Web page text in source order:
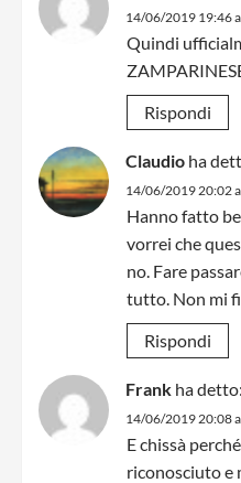
14/06/2019 19:46
Quindi
Rispondi
Claudio ha
14/06/2019 20:02
Hanno fatto
vorrei che
no. Fare
tutto. Non mi
Rispondi
Frank ha detto:
14/06/2019 20:08
E chissà
riconosciuto e